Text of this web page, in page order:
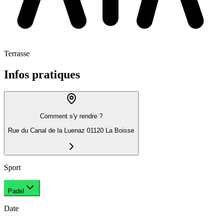
Terrasse
Infos pratiques
Comment s'y rendre ?
Rue du Canal de la Luenaz 01120 La Boisse
Sport
Padel
Date